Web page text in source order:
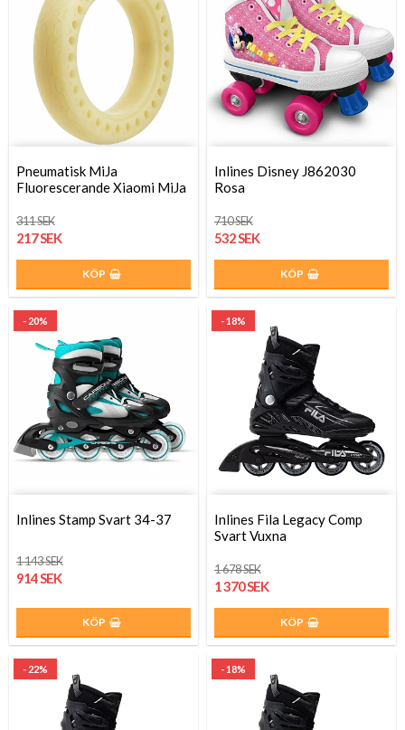
Pneumatisk MiJa
Fluorescerande Xiaomi MiJa
311 SEK
217 SEK
KÖP
Inlines Disney J862030
Rosa
710 SEK
532 SEK
KÖP
- 20%
Inlines Stamp Svart 34-37
1 143 SEK
914 SEK
KÖP
- 18%
Inlines Fila Legacy Comp
Svart Vuxna
1 678 SEK
1 370 SEK
KÖP
- 22% - 18%